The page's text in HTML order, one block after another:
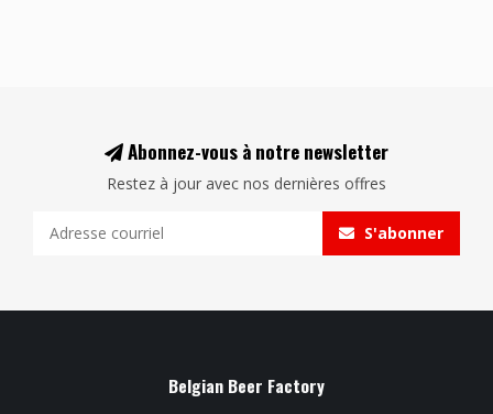
Abonnez-vous à notre newsletter
Restez à jour avec nos dernières offres
S'abonner
Belgian Beer Factory